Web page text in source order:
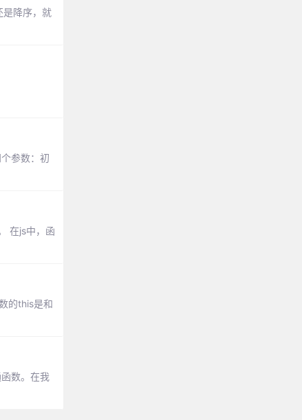
是降序，就
参数：初
在js中，函
的this是和
数。在我